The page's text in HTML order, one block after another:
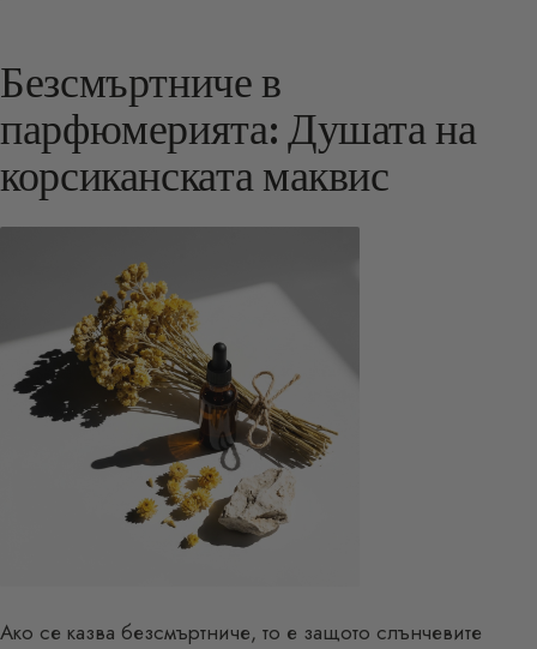
Безсмъртниче в
парфюмерията: Душата на
корсиканската маквис
Ако се казва безсмъртниче, то е защото слънчевите